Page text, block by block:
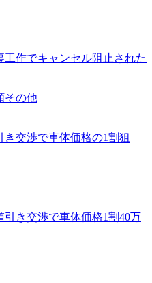
作でキャンセル阻止された
その他
き交渉で車体価格の1割狙
引き交渉で車体価格1割40万